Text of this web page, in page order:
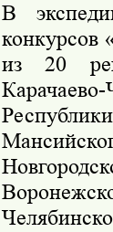
В
конкурсов
из 20